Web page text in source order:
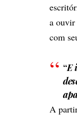
a ouvir
com
“E
A